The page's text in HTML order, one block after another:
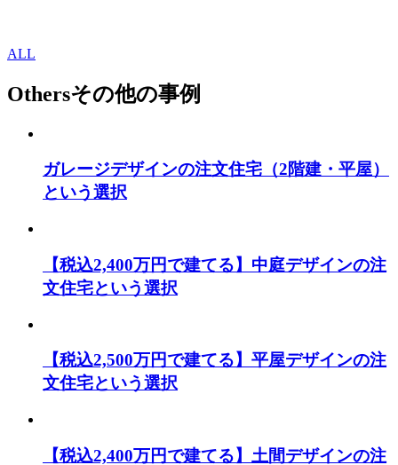
ALL
Othersその他の事例
ガレージデザインの注文住宅（2階建・平屋）
という選択
【税込2,400万円で建てる】中庭デザインの注
文住宅という選択
【税込2,500万円で建てる】平屋デザインの注
文住宅という選択
【税込2,400万円で建てる】土間デザインの注